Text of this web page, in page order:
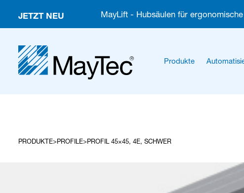
JETZT NEU MayLift - Hubsäulen für
Produkte
PRODUKTE PROFILE PROFIL 45×45, 4E, SCHWER